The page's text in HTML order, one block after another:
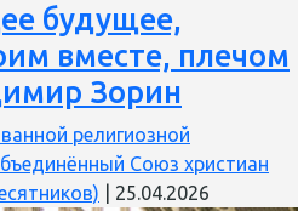
будущее,
вместе, плечом
Зорин
религиозной
Союз христиан
25.04.2026